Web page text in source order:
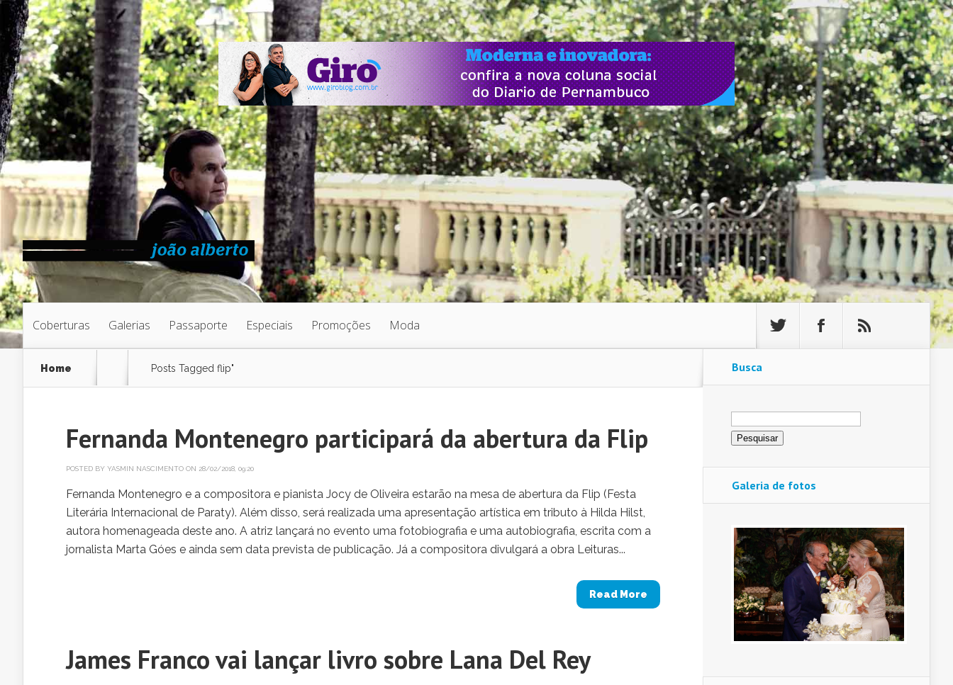
Coberturas Galerias Passaporte Especiais Promoções Moda
Home Posts Tagged flip"
Fernanda Montenegro participará da abertura da Flip
POSTED BY YASMIN NASCIMENTO ON 28/02/2018, 09:20
Fernanda Montenegro e a compositora e pianista Jocy de Oliveira estarão na mesa de abertura da Flip (Festa
Literária Internacional de Paraty). Além disso, será realizada uma apresentação artística em tributo à Hilda Hilst,
autora homenageada deste ano. A atriz lançará no evento uma fotobiografia e uma autobiografia, escrita com a
jornalista Marta Góes e ainda sem data prevista de publicação. Já a compositora divulgará a obra Leituras...
Read More
James Franco vai lançar livro sobre Lana Del Rey
Busca
Pesquisar
por:
Galeria de fotos